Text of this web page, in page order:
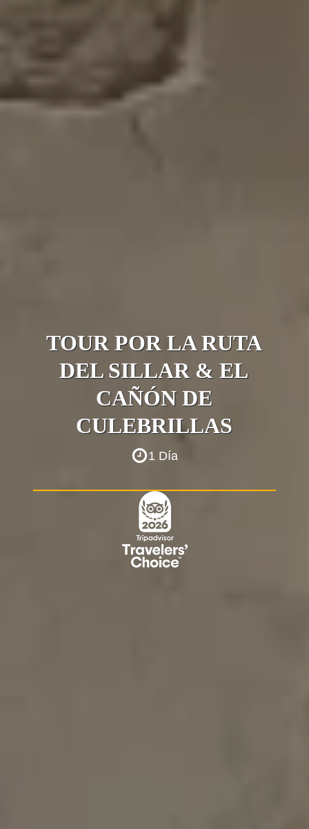
TOUR POR LA RUTA
DEL SILLAR & EL
CAÑÓN DE
CULEBRILLAS
1 Día